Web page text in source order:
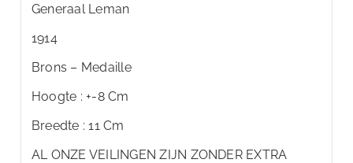
Generaal Leman
1914
Brons – Medaille
Hoogte : +-8 Cm
Breedte : 11 Cm
AL ONZE VEILINGEN ZIJN ZONDER EXTRA